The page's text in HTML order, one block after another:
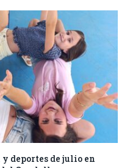
deportes de julio en